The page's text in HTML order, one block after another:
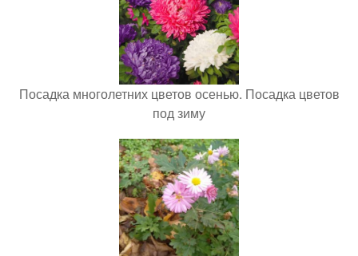
Посадка многолетних цветов осенью. Посадка цветов
под зиму